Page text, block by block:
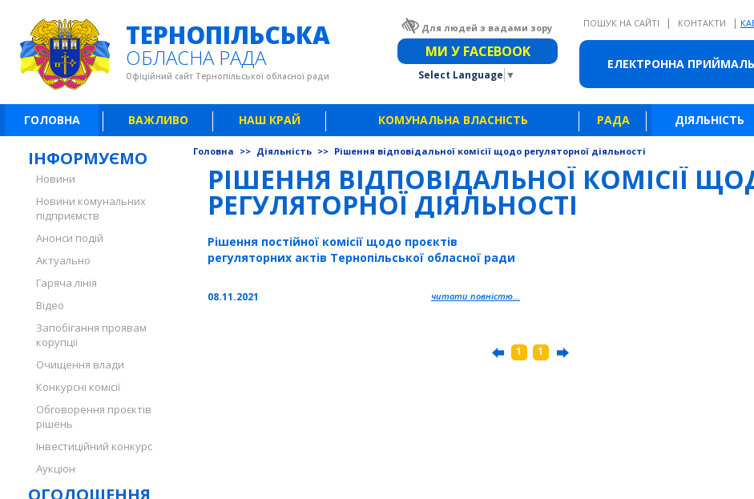
ЕЛЕКТРОННА
ТЕРНОПІЛЬСЬКА
ОБЛАСНА РАДА
Офіційний сайт Тернопільської обласної ради
Для людей з вадами зору Звичайна версія сайту
МИ У FACEBOOK
Select Language ▼
ПОШУК НА САЙТІ | КОНТАКТИ |
ГОЛОВНА ВАЖЛИВО НАШ КРАЙ КОМУНАЛЬНА ВЛАСНІСТЬ РАДА ДІЯЛЬНІСТЬ
ІНФОРМУЄМО
Новини
Новини комунальних
підприємств
Анонси подій
Актуально
Гаряча лінія
Відео
Запобігання проявам
корупції
Очищення влади
Конкурсні комісії
Обговорення проєктів
рішень
Інвестиційний конкурс
Аукціон
ОГОЛОШЕННЯ
Головна >> Діяльність >> Рішення відповідальної комісії щодо регуляторної діяльності
РІШЕННЯ ВІДПОВІДАЛЬНОЇ КОМІСІЇ
РЕГУЛЯТОРНОЇ ДІЯЛЬНОСТІ
Рішення постійної комісії щодо проєктів
регуляторних актів Тернопільської обласної ради
08.11.2021 читати повністю...
1 1